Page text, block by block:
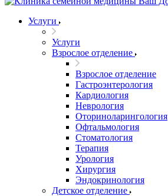
Услуги
Услуги
Взрослое отделение
Взрослое отделение
Гастроэнтерология
Кардиология
Неврология
Оториноларингология
Офтальмология
Стоматология
Терапия
Урология
Хирургия
Эндокринология
Детское отделение